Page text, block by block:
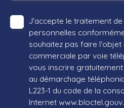
J'accepte le traitement
personnelles
souhaitez pas faire
commerciale par voie
vous inscrire
au démarchage
L223-1 du code de la
Internet